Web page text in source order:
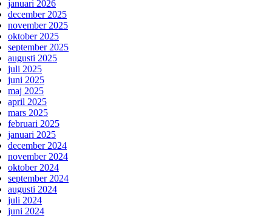
januari 2026
december 2025
november 2025
oktober 2025
september 2025
augusti 2025
juli 2025
juni 2025
maj 2025
april 2025
mars 2025
februari 2025
januari 2025
december 2024
november 2024
oktober 2024
september 2024
augusti 2024
juli 2024
juni 2024